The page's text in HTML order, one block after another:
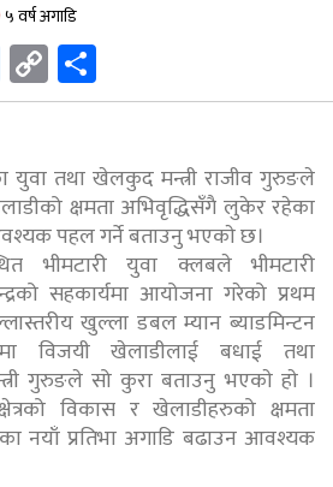
५ वर्ष अगाडि
Messenger
Copy
Link
युवा तथा खेलकुद मन्त्री राजीव गुरुङले
क्षमता अभिवृद्धिसँगै लुकेर रहेका
पहल गर्ने बताउनु भएकाे छ।
भीमटारी युवा क्लबले भीमटारी
सहकार्यमा आयोजना गरेको प्रथम
खुल्ला डबल म्यान ब्याडमिन्टन
विजयी खेलाडीलाई बधाई तथा
गुरुङले सो कुरा बताउनु भएकाे हाे ।
विकास र खेलाडीहरुको क्षमता
नयाँ प्रतिभा अगाडि बढाउन आवश्यक